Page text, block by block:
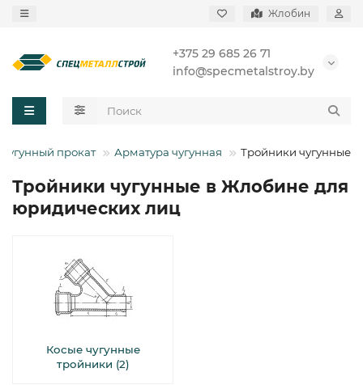
Жлобин
+375 29 685 26 71
info@specmetalstroy.by
Чугунный прокат Арматура чугунная Тройники чугунные
Тройники чугунные в Жлобине для
юридических лиц
Косые чугунные
тройники (2)